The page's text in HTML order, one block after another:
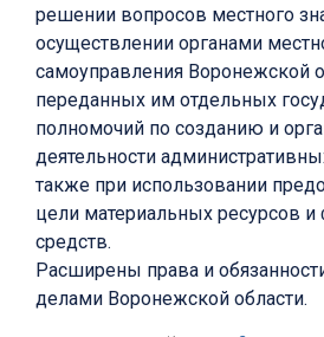
решении вопросов местного
осуществлении органами
самоуправления Воронежской
переданных им отдельных
полномочий по созданию и
деятельности
также при использовании
цели материальных ресурсов
средств.
Расширены права и
делами Воронежской области.